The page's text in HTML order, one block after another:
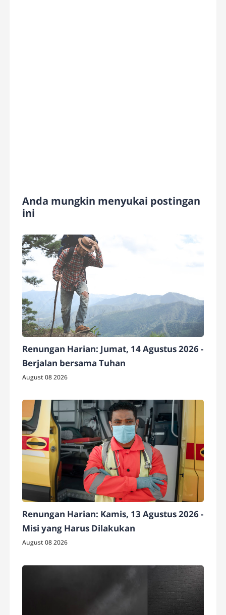
Anda mungkin menyukai postingan
ini
Renungan Harian: Jumat, 14 Agustus 2026 -
Berjalan bersama Tuhan
August 08 2026
Renungan Harian: Kamis, 13 Agustus 2026 -
Misi yang Harus Dilakukan
August 08 2026